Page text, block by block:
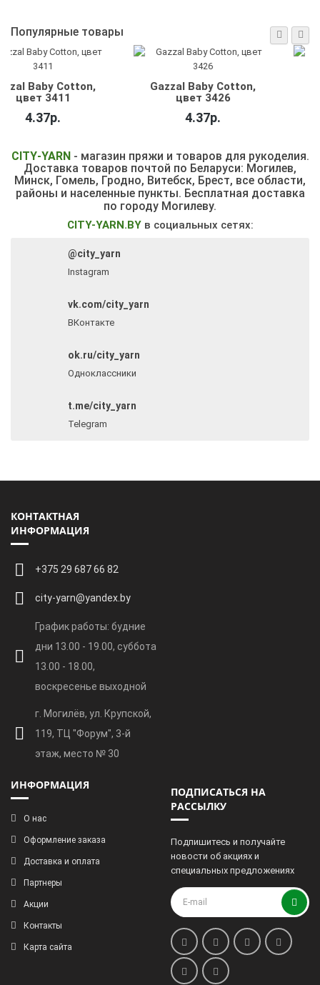
Популярные товары
для
22х28
Gazzal Baby Cotton
25, цвет 3424
CITY-YARN - магазин пряжи и товаров для рукоделия.
Доставка товаров почтой по Беларуси: Могилев,
Минск, Гомель, Гродно, Витебск,Брест, все области,
районы и населенные пункты.Бесплатная доставка
по городу Могилеву.
CITY-YARN.BY в социальных сетях:
@city_yarn
Instagram
vk.com/city_yarn
ok.ru/city_yarn
Одноклассники
t.me/city_yarn
Telegram
КОНТАКТНАЯ
ИНФОРМАЦИЯ
city-yarn@yandex.by
График работы: будние
дни 13.00 - 19.00, суббота
13.00 - 18.00,
воскресенье выходной
г. Могилёв, ул. Крупской,
119, ТЦ "Форум", 3-й
этаж, место № 30
ИНФОРМАЦИЯ
Оформление заказа
Доставка и оплата
Партнеры
Акции
Карта сайта
ПОДПИСАТЬСЯ НА
РАССЫЛКУ
Подпишитесь и получайте
новости об акциях и
специальных предложениях